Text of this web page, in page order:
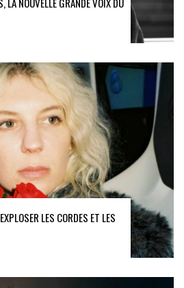
LES CORDES ET LES